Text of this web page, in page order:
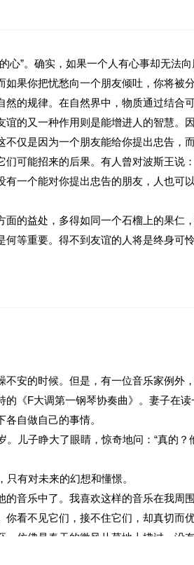
词表现出掌柜怎样的心理？请简要分析
”。确实，如果一个人有心事却无法
果你把忧愁向一个朋友倾吐，你将被
的规律。在自然界中，物质通过结合
的又一种作用则是能增进人的智慧
仅是因为一个朋友能给你提出忠告，
可能招来的后果。有人曾对波斯王说
一个能对你提出忠告的朋友，人也
的益处，多得如同一个石榴上的果
等重要。得不到友谊的人将是终身可
安的时候。但是，有一位音乐家例外，
《F大调第一钢琴协奏曲》。妻子在
自做自己的事情。
儿子睁大了眼睛，惊奇地问：“真的
有对未来的幻想和懂憬。
音乐中了。我喜欢这样的音乐在我
看不见它们，接不住它们，却真切
，仿佛是春天的微风从草地上拂过，没
们的彩色翅膀，从这片草叶上，飞到